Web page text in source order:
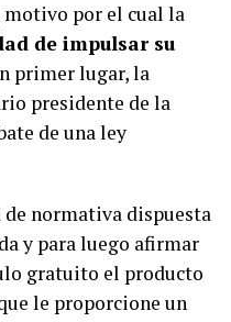
motivo por el cual la
de impulsar su
primer lugar, la
presidente de la
de una ley
de normativa dispuesta
y para luego afirmar
gratuito el producto
le proporcione un